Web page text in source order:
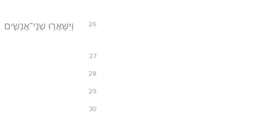
26
וַיִּשָּׁאֲר֣וּ
27
28
29
30